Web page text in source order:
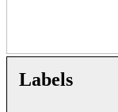
Labels